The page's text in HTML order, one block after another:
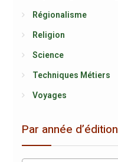
Régionalisme
Religion
Science
Techniques Métiers
Voyages
Par année d’édition